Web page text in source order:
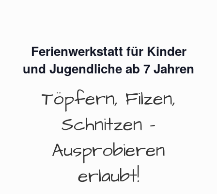
Ferienwerkstatt für Kinder
und Jugendliche ab 7 Jahren
Töpfern, Filzen,
Schnitzen –
Ausprobieren
erlaubt!